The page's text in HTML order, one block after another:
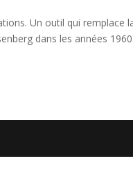
Un outil qui remplace
dans les années